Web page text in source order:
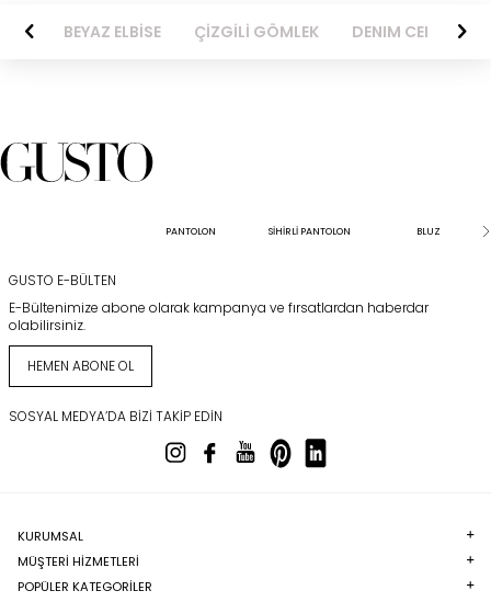
BEYAZ ELBİSE ÇİZGİLİ GÖMLEK DENIM CEKET
PANTOLON SİHİRLİ PANTOLON BLUZ
GUSTO E-BÜLTEN
E-Bültenimize abone olarak kampanya ve fırsatlardan haberdar
olabilirsiniz.
HEMEN ABONE OL
SOSYAL MEDYA’DA BIZI TAKIP EDIN
KURUMSAL
MÜŞTERI HIZMETLERI
POPÜLER KATEGORILER